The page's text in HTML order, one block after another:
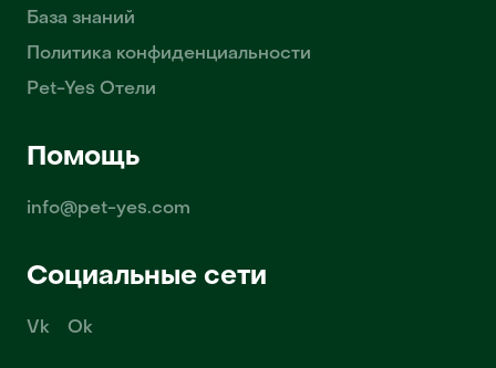
База знаний
Политика конфиденциальности
Pet-Yes Отели
Помощь
info@pet-yes.com
Социальные сети
Vk Ok